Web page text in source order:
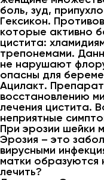
боль, зуд,
Гексикон.
которые активно
цистита:
трепонемами.
не нарушают
опасны для
Ацилакт.
восстановлению
лечения цистита.
неприятные
При эрозии шейки
Эрозия – это
вирусными
матки образуются
лечить?